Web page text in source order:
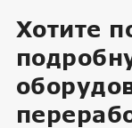
Хотите